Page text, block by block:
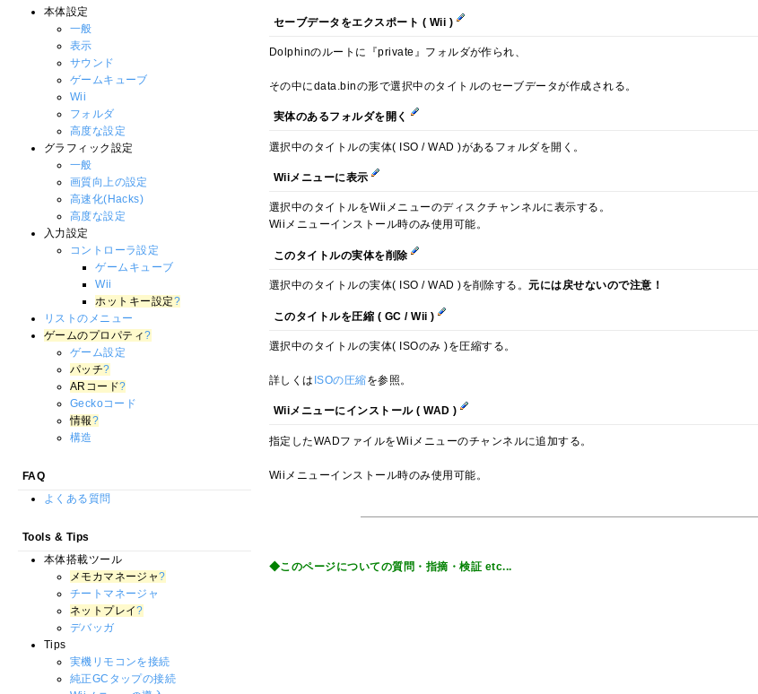
セーブデータをエクスポート ( Wii )
Dolphinのルートに『private』フォルダが作られ、
その中にdata.binの形で選択中のタイトルのセーブデータが作成される。
実体のあるフォルダを開く
選択中のタイトルの実体( ISO / WAD )があるフォルダを開く。
Wiiメニューに表示
選択中のタイトルをWiiメニューのディスクチャンネルに表示する。
Wiiメニューインストール時のみ使用可能。
このタイトルの実体を削除
選択中のタイトルの実体( ISO / WAD )を削除する。元には戻せないので注意！
このタイトルを圧縮 ( GC / Wii )
選択中のタイトルの実体( ISOのみ )を圧縮する。
詳しくは ISOの圧縮を参照。
Wiiメニューにインストール ( WAD )
指定したWADファイルをWiiメニューのチャンネルに追加する。
Wiiメニューインストール時のみ使用可能。
◆このページについての質問・指摘・検証 etc...
本体設定
一般
表示
サウンド
ゲームキューブ
Wii
フォルダ
高度な設定
グラフィック設定
一般
画質向上の設定
高速化(Hacks)
高度な設定
入力設定
コントローラ設定
ゲームキューブ
Wii
ホットキー設定?
リストのメニュー
ゲームのプロパティ?
ゲーム設定
パッチ?
ARコード?
Geckoコード
情報?
構造
FAQ
よくある質問
Tools & Tips
本体搭載ツール
メモカマネージャ?
チートマネージャ
ネットプレイ?
デバッガ
Tips
実機リモコンを接続
純正GCタップの接続